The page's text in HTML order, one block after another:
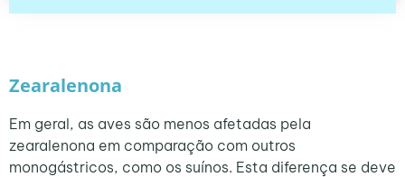
Zearalenona
Em geral, as aves são menos afetadas pela
zearalenona em comparação com outros
monogástricos, como os suínos. Esta diferença se deve